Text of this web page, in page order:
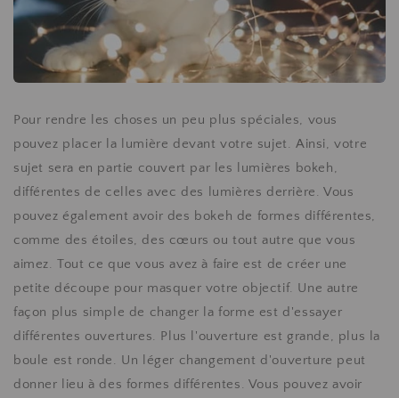
Pour rendre les choses un peu plus spéciales, vous
pouvez placer la lumière devant votre sujet. Ainsi, votre
sujet sera en partie couvert par les lumières bokeh,
différentes de celles avec des lumières derrière. Vous
pouvez également avoir des bokeh de formes différentes,
comme des étoiles, des cœurs ou tout autre que vous
aimez. Tout ce que vous avez à faire est de créer une
petite découpe pour masquer votre objectif. Une autre
façon plus simple de changer la forme est d'essayer
différentes ouvertures. Plus l'ouverture est grande, plus la
boule est ronde. Un léger changement d'ouverture peut
donner lieu à des formes différentes. Vous pouvez avoir